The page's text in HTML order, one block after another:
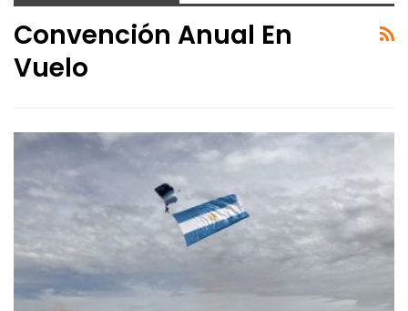
Convención Anual En
Vuelo